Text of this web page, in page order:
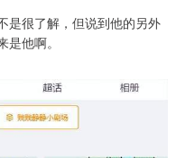
是很了解，但说到他的另外
他啊。